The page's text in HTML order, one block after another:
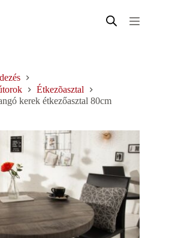
Étkezõasztal
kerek étkezőasztal 80cm